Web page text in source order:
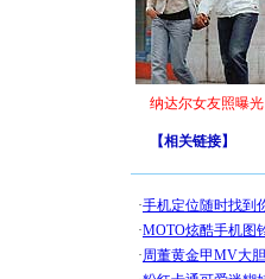
纳达尔女友照曝光
【相关链接】